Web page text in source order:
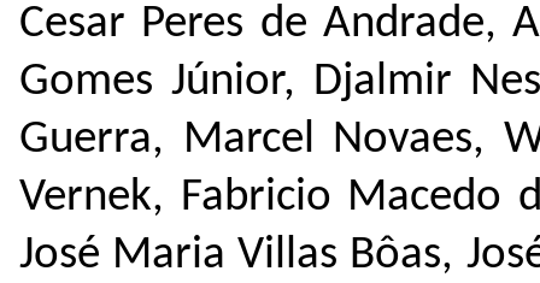
Cesar Peres de Andrade,
Gomes Júnior, Djalmir
Guerra, Marcel Novaes,
Vernek, Fabricio Macedo
José Maria Villas Bôas,